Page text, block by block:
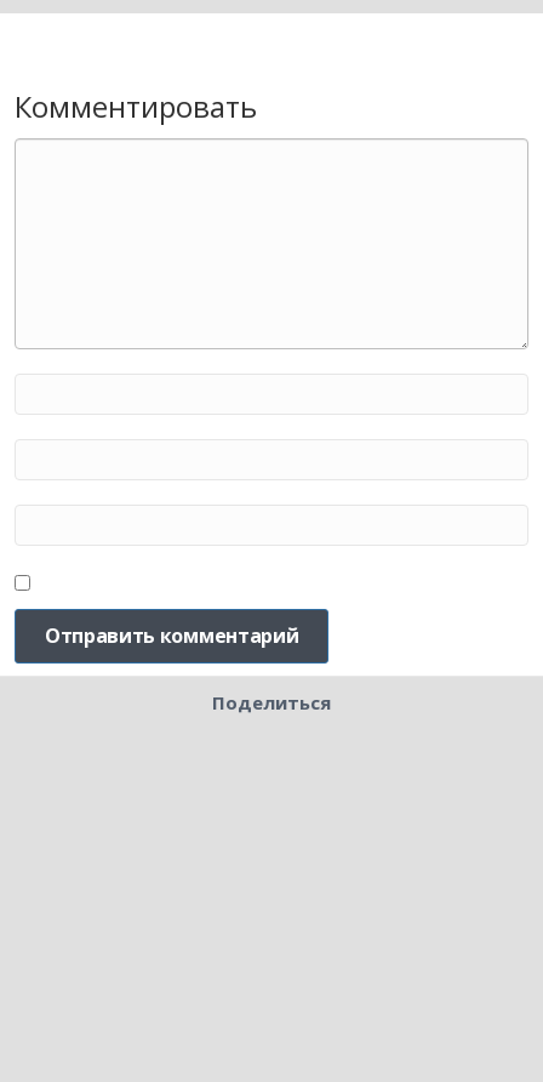
Комментировать
Поделиться